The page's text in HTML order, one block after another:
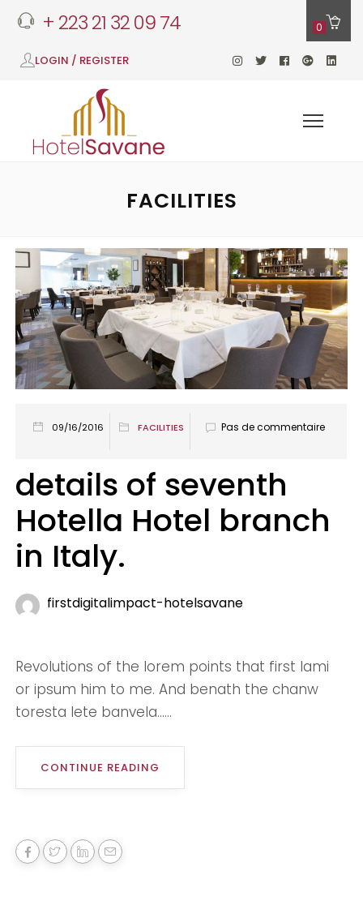
+ 223 21 32 09 74 0
LOGIN / REGISTER
FACILITIES
09/16/2016 FACILITIES Pas de commentaire
details of seventh
Hotella Hotel branch
in Italy.
firstdigitalimpact-hotelsavane
Revolutions of the lorem points that first lami
or ipsum him to me. And benath the chanw
toresta lete banvela......
CONTINUE READING